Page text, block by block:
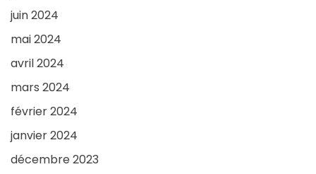
juin 2024
mai 2024
avril 2024
mars 2024
février 2024
janvier 2024
décembre 2023